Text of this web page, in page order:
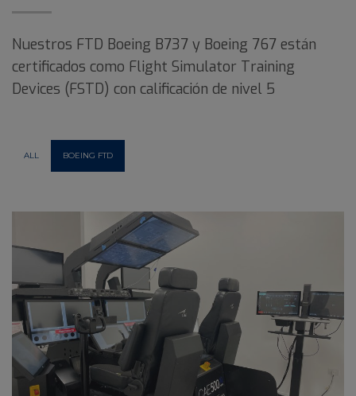
Nuestros FTD Boeing B737 y Boeing 767 están
certificados como Flight Simulator Training
Devices (FSTD) con calificación de nivel 5
ALL BOEING FTD